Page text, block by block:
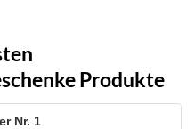
Produkte
1